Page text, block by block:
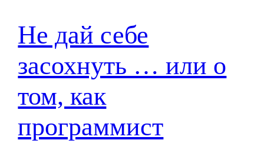
Не дай себе
засохнуть … или о
том, как
программист